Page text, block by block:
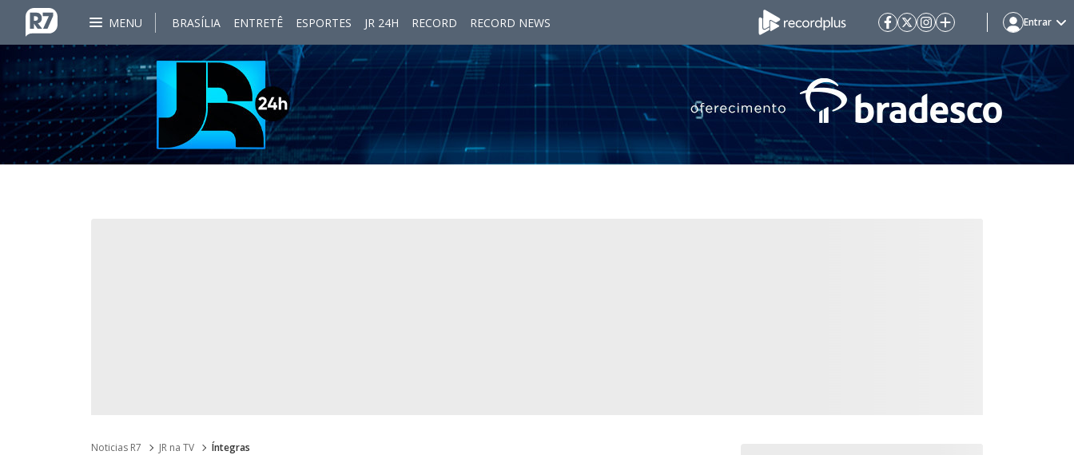
MENU BRASÍLIA ENTRETÊ ESPORTES JR 24H RECORD RECORD NEWS Entrar
Noticias R7 JR na TV Íntegras